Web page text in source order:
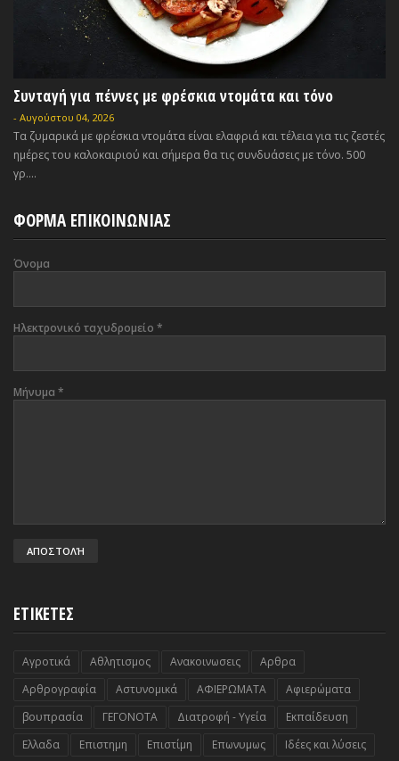
Συνταγή για πέννες με φρέσκια ντομάτα και τόνο
- Αυγούστου 04, 2026
Τα ζυμαρικά με φρέσκια ντομάτα είναι ελαφριά και τέλεια για τις ζεστές
ημέρες του καλοκαιριού και σήμερα θα τις συνδυάσεις με τόνο. 500
γρ....
ΦΟΡΜΑ ΕΠΙΚΟΙΝΩΝΙΑΣ
Όνομα
Ηλεκτρονικό ταχυδρομείο *
Μήνυμα *
ΕΤΙΚΕΤΕΣ
Αγροτικά Αθλητισμος Ανακοινωσεις
Αρθρα
Αρθρογραφία
Αστυνομικά ΑΦΙΕΡΩΜΑΤΑ
Αφιερώματα
βουπρασία
ΓΕΓΟΝΟΤΑ Διατροφή - Υγεία
Εκπαίδευση
Ελλαδα
Επιστημη Επιστίμη Επωνυμως
Ιδέες και λύσεις